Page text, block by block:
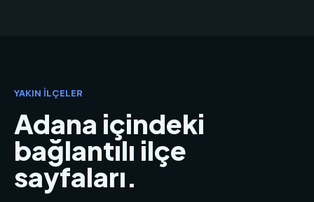
YAKIN İLÇELER
Adana içindeki
bağlantılı ilçe
sayfaları.